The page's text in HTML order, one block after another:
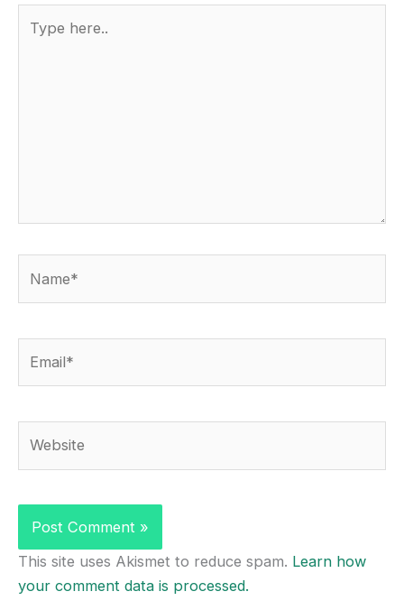
here..
This site uses Akismet to reduce spam. Learn how
your comment data is processed.